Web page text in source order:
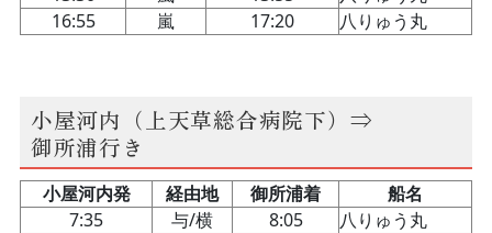
小屋河内（上天草総合病院下）⇒
御所浦行き